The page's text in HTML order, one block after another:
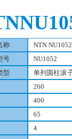
称
NTN
号
NU1052
型
单列圆柱滚
260
400
65
4